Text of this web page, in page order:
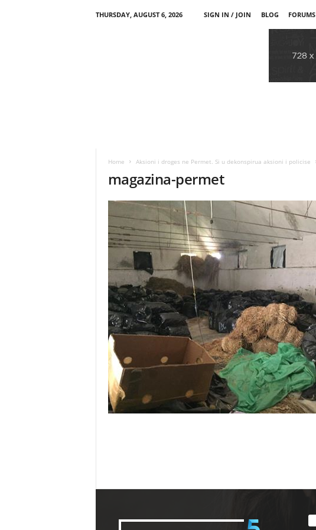
THURSDAY, AUGUST 6, 2026 SIGN IN / JOIN BLOG FORUMS
Home Aksioni i droges ne Permet. Si u dekonspirua aksioni i policise
magazina-permet